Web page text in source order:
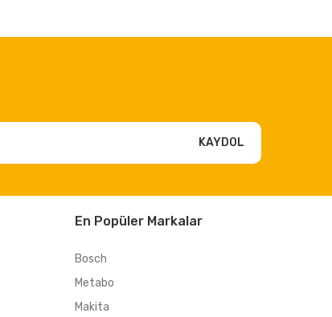
KAYDOL
En Popüler Markalar
Bosch
Metabo
Makita